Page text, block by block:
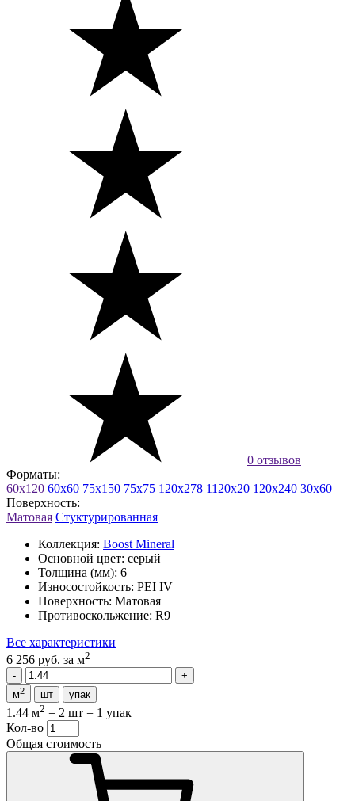
0 отзывов
Форматы:
60x120 60x60 75x150 75x75 120x278 1120x20 120x240 30x60
Поверхность:
Матовая Стуктурированная
Коллекция: Boost Mineral
Основной цвет: серый
Толщина (мм): 6
Износостойкость: PEI IV
Поверхность: Матовая
Противоскольжение: R9
Все характеристики
6 256 руб. за м2
м2 шт упак
1.44 м2 = 2 шт = 1 упак
Кол-во
Общая стоимость